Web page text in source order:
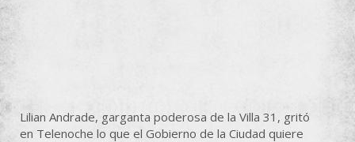
Lilian Andrade, garganta poderosa de la Villa 31, gritó
en Telenoche lo que el Gobierno de la Ciudad quiere